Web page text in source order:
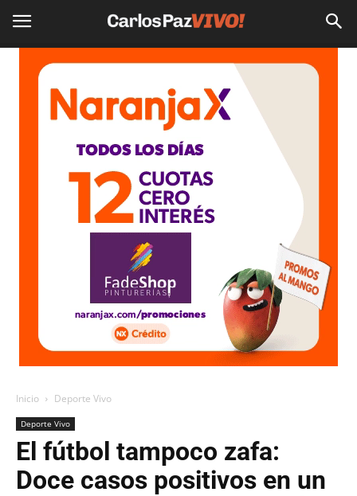
Inicio Deporte Vivo
Deporte Vivo
El fútbol tampoco zafa:
Doce casos positivos en un